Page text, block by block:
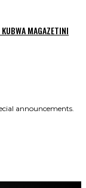
MAGAZETINI
announcements.